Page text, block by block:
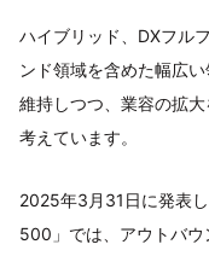
ハイブリッド、DXフル
ンド領域を含めた幅広
維持しつつ、業容の拡
考えています。
2025年3月31日に発表
500」では、アウトバウ